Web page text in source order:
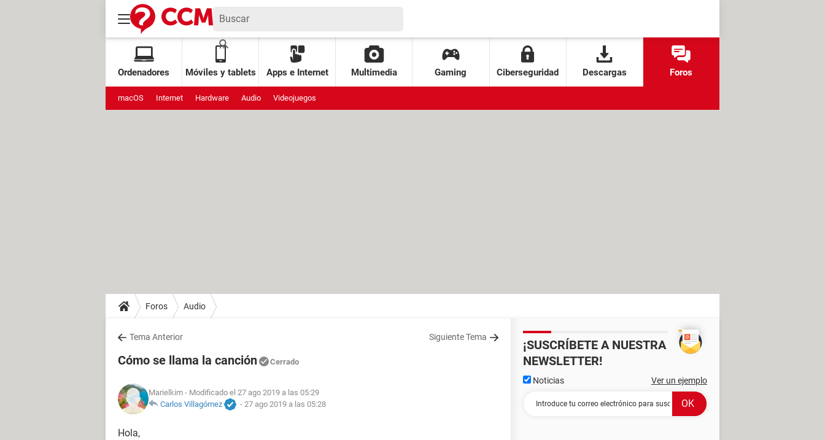
Ordenadores Móviles y tablets Apps e Internet Multimedia Gaming Ciberseguridad Descargas Foros
macOS Internet Hardware Audio Videojuegos
Foros Audio
Tema Anterior Siguiente Tema
Cómo se llama la canción Cerrado
Marielkim - Modificado el 27 ago 2019 a las 05:29
Carlos Villagómez
- 27 ago 2019 a las 05:28
Hola,
¡SUSCRÍBETE A NUESTRA
NEWSLETTER!
Noticias Ver un ejemplo